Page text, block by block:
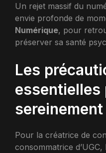
Un rejet massif du
envie profonde de
Numérique, pour
préserver sa santé
Les
essentielles
Pour la créatrice de
consommatrice